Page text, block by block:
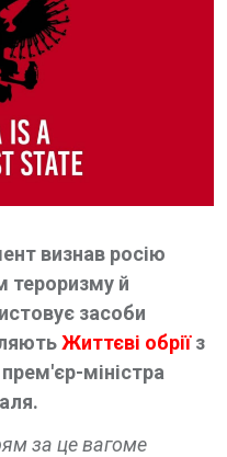
визнав росію
й
засоби
Життєві обріїз
прем'єр-міністра
за це вагоме